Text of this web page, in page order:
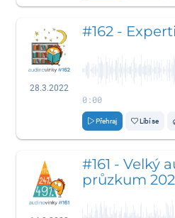
28.3.2022
#162 -
0:00
Přehraj Líbí se
#161 - Velký
průzkum